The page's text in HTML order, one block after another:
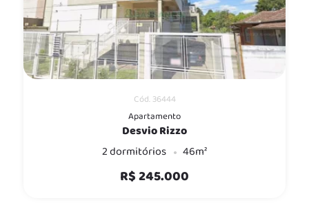
Cód. 36444
Apartamento
Desvio Rizzo
2 dormitórios
46m²
R$ 245.000